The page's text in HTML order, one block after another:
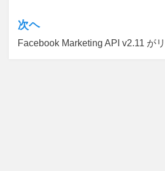
ゲ
ー
次ヘ
Facebook Marketing API v2.11 が